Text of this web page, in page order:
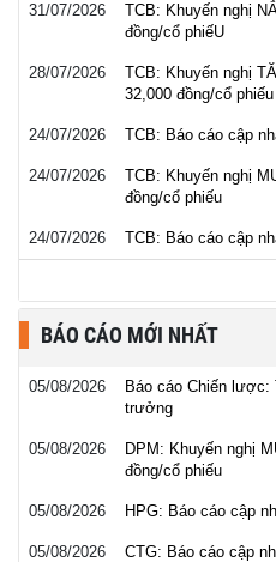
31/07/2026
TCB: Khuyến nghị
đồng/cổ phiếU
28/07/2026
TCB: Khuyến nghị
32,000 đồng/cổ phiếu
24/07/2026 TCB: Báo cáo cập
24/07/2026
TCB: Khuyến nghị
đồng/cổ phiếu
24/07/2026 TCB: Báo cáo cập
BÁO CÁO MỚI NHẤT
05/08/2026
Báo cáo Chiến lược:
trưởng
05/08/2026
DPM: Khuyến nghị
đồng/cổ phiếu
05/08/2026 HPG: Báo cáo cập
05/08/2026 CTG: Báo cáo cập